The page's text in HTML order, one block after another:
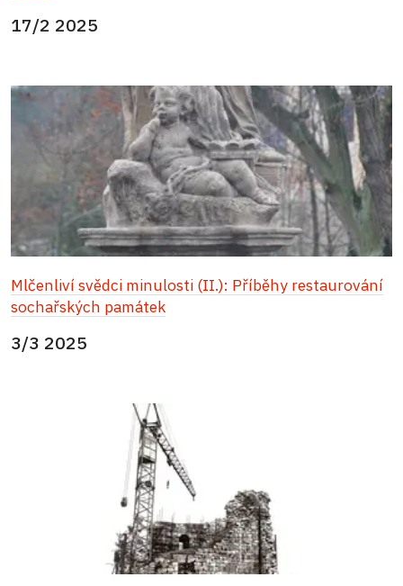
17/2 2025
Mlčenliví svědci minulosti (II.): Příběhy restaurování
sochařských památek
3/3 2025